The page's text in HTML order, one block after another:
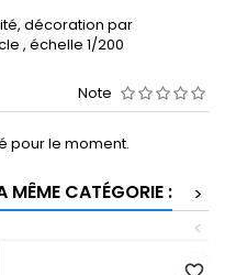
décoration par
, échelle 1/200
Note
pour le moment.
MÊME CATÉGORIE :
>
<